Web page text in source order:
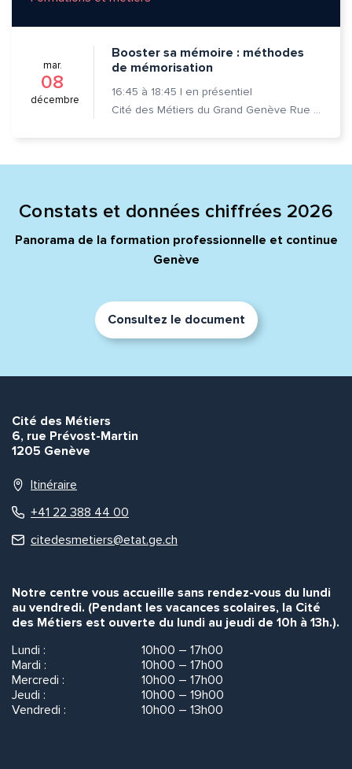
mar.
08
décembre
Booster sa mémoire : méthodes
de mémorisation
16:45 à 18:45 | en présentiel
Cité des Métiers du Grand Genève Rue Prévost-Martin 6 1205 Genève
Constats et données chiffrées 2026
Panorama de la formation professionnelle et continue
Genève
Consultez le document
Cité des Métiers
6, rue Prévost-Martin
1205 Genève
Itinéraire
+41 22 388 44 00
citedesmetiers@etat.ge.ch
Notre centre vous accueille sans rendez-vous du lundi
au vendredi. (Pendant les vacances scolaires, la Cité
des Métiers est ouverte du lundi au jeudi de 10h à 13h.).
Lundi :
10h00 – 17h00
Mardi :
10h00 – 17h00
Mercredi :
10h00 – 17h00
Jeudi :
10h00 – 19h00
Vendredi :
10h00 – 13h00
Message*
Envoyer
Commentaire*
Envoyer